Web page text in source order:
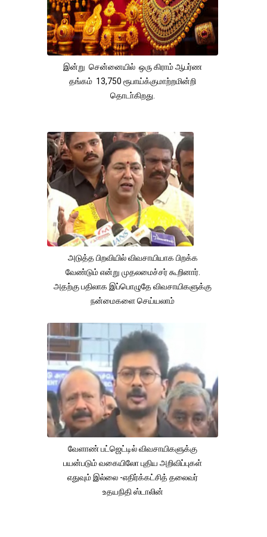
இன்று சென்னையில் ஒரு கிராம் ஆபர்ண
தங்கம் 13,750 ரூபாய்க்குமாற்றமின்றி
தொடா்கிறது.
அடுத்த பிறவியில் விவசாயியாக பிறக்க
வேண்டும் என்று முதலமைச்சர் கூறினார்.
அதற்கு பதிலாக இப்பொழுதே விவசாயிகளுக்கு
நன்மைகளை செய்யலாம்
வேளாண் பட்ஜெட்டில் விவசாயிகளுக்கு
பயன்படும் வகையிலோ புதிய அறிவிப்புகள்
எதுவும் இல்லை -எதிர்க்கட்சித் தலைவர்
உதயநிதி ஸ்டாலின்